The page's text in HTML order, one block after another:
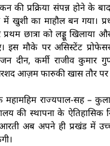
की प्रक्रिया संपन्न होने के
खुशी का माहौल बन गया।
छात्रा को लड्डू खिलाया
इस मौके पर असिस्टेंट
दीन, कर्मी राजीव कुमार
आज़म फारुकी खास तौर पर
महामहिम राज्यपाल-सह –
की स्थापना के ऐतिहासिक
अब अपने ही प्रखंड में